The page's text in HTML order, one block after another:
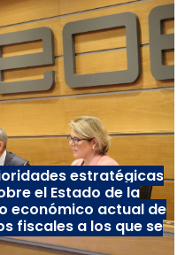
estratégicas
el Estado de la
económico actual de
fiscales a los que se